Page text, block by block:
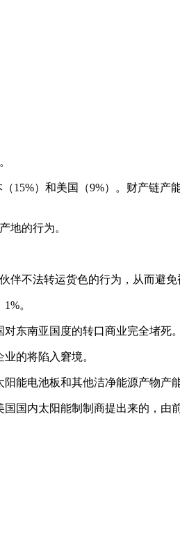
）和美国（9%）。财产链产
地的行为。
不法转运货色的行为，从而避免
。
东南亚国度的转口商业完全堵死。
的将陷入窘境。
电池板和其他洁净能源产物产能
内太阳能制制商提出来的，由前